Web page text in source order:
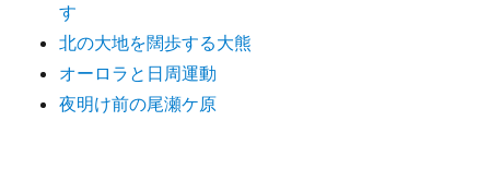
す
北の大地を闊歩する大熊
オーロラと日周運動
夜明け前の尾瀬ケ原